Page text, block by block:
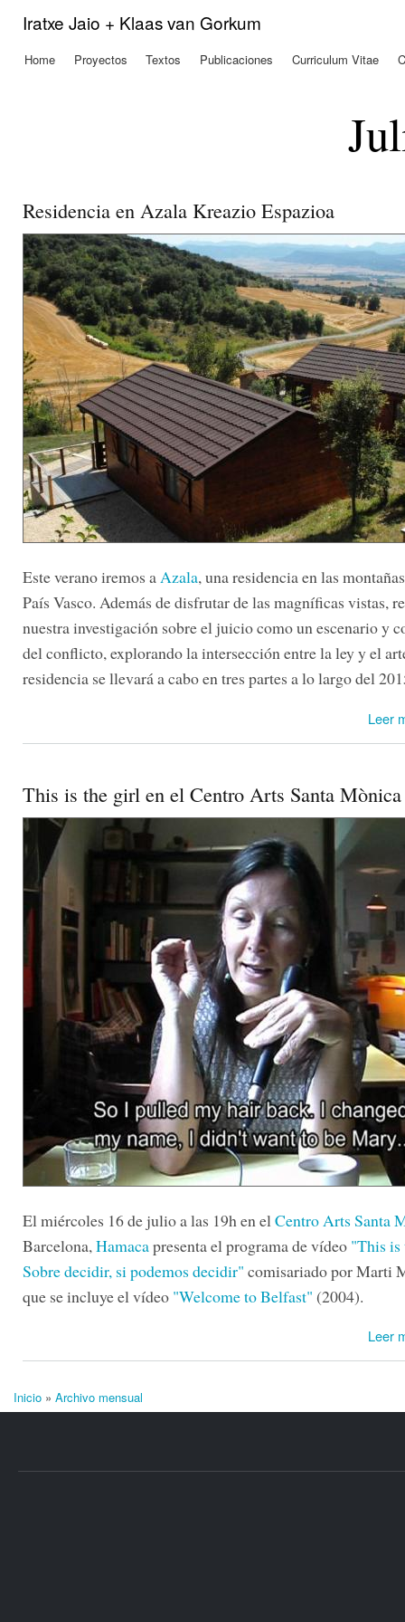
Iratxe Jaio + Klaas van Gorkum
Menú principal
Home Proyectos Textos Publicaciones Curriculum Vitae
Residencia en Azala Kreazio Espazioa
Este verano iremos aAzala, una residencia en las
País Vasco. Además de disfrutar de las magníficas vistas,
nuestra investigación sobre el juicio como un escenario y
del conflicto, explorando la intersección entre la ley y el
residencia se llevará a cabo en tres partes a lo largo del
Leer
This is the girl en el Centro Arts Santa Mònica
El miércoles 16 de julio a las 19h en el Centro Arts Santa
Barcelona, Hamacapresenta el programa de vídeo "This
Sobre decidir, si podemos decidir" comisariado por Marti
que se incluye el vídeo "Welcome to Belfast" (2004).
Leer
Se encuentra usted aquí
Inicio » Archivo mensual